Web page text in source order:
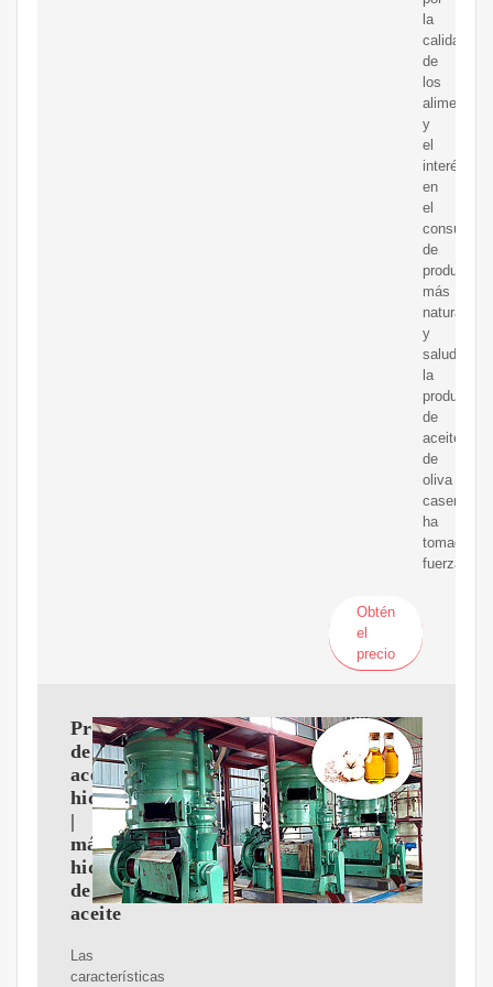
la
calidad
de
los
alimentos
y
el
interés
en
el
consumo
de
productos
más
naturales
y
la
producción
de
aceite
de
oliva
casero
ha
tomado
fuerza.
Obtén
el
precio
Prensa
de
aceite
hidráulica
|
máquina
hidráulica
de
aceite
Las
características